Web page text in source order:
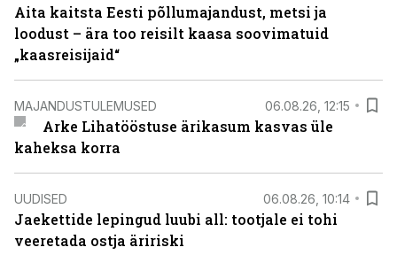
Aita kaitsta Eesti põllumajandust, metsi ja
loodust – ära too reisilt kaasa soovimatuid
„kaasreisijaid“
MAJANDUSTULEMUSED 06.08.26, 12:15
Arke Lihatööstuse ärikasum kasvas üle
kaheksa korra
UUDISED 06.08.26, 10:14
Jaekettide lepingud luubi all: tootjale ei tohi
veeretada ostja äririski